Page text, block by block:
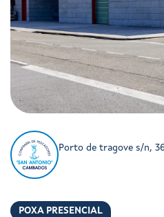
Porto de tragove s/n,
POXA PRESENCIAL